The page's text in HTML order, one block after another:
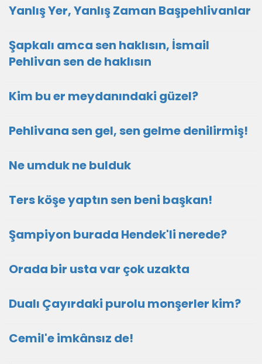
Yanlış Yer, Yanlış Zaman Başpehlivanlar
Şapkalı amca sen haklısın, İsmail
Pehlivan sen de haklısın
Kim bu er meydanındaki güzel?
Pehlivana sen gel, sen gelme denilirmiş!
Ne umduk ne bulduk
Ters köşe yaptın sen beni başkan!
Şampiyon burada Hendek'li nerede?
Orada bir usta var çok uzakta
Dualı Çayırdaki purolu monşerler kim?
Cemil'e imkânsız de!